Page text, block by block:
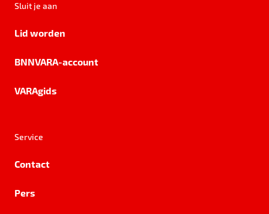
Sluit je aan
Lid worden
BNNVARA-account
VARAgids
Service
Contact
Pers